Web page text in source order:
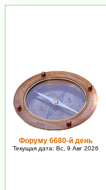
Форуму 6680-й день
Текущая дата: Вс, 9 Авг 2026